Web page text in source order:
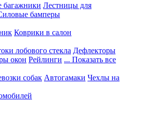
багажники Лестницы для
бамперы
Коврики в салон
лобового стекла Дефлекторы
окон Рейлинги ... Показать все
собак Автогамаки Чехлы на